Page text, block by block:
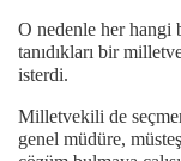
O nedenle her hangi
tanıdıkları bir
isterdi.
Milletvekili de
genel müdüre,